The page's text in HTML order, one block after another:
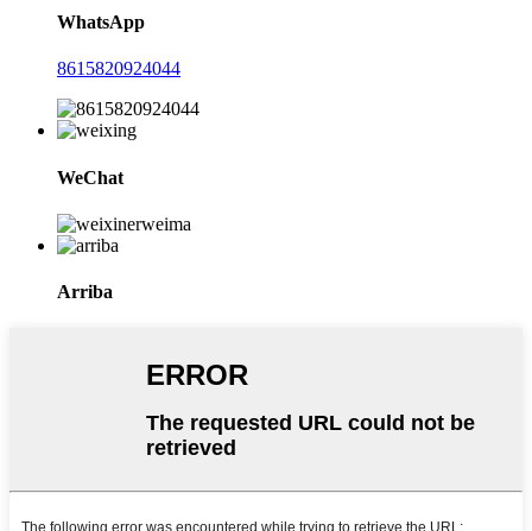
WhatsApp
8615820924044
WeChat
Arriba